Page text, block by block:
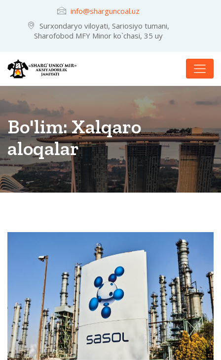
info@sharguncoal.uz
Surxondaryo viloyati, Sariosiyo tumani,
Sharofobod MFY Minor ko`chasi, 35 uy
Bo'lim:Xalqaro
aloqalar